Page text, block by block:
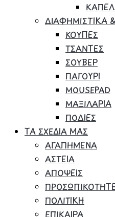
ΔΙΑΦΗΜΙΣΤΙΚΑ
ΚΟΥΠΕΣ
ΤΣΑΝΤΕΣ
ΣΟΥΒΕΡ
ΠΑΓΟΥΡΙ
MOUSEPAD
ΜΑΞΙΛΑΡΙΑ
ΠΟΔΙΕΣ
ΤΑ ΣΧΕΔΙΑ ΜΑΣ
ΑΓΑΠΗΜΕΝΑ
ΑΣΤΕΙΑ
ΑΠΟΨΕΙΣ
ΠΟΛΙΤΙΚΗ
ΕΠΙΚΑΙΡΑ